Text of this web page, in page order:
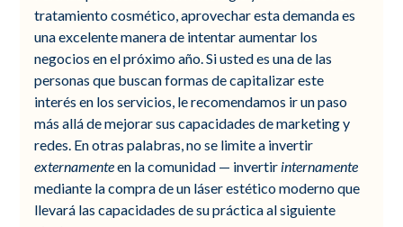
tratamiento cosmético, aprovechar esta demanda es
una excelente manera de intentar aumentar los
negocios en el próximo año. Si usted es una de las
personas que buscan formas de capitalizar este
interés en los servicios, le recomendamos ir un paso
más allá de mejorar sus capacidades de marketing y
redes. En otras palabras, no se limite a invertir
externamenteen la comunidad — invertir internamente
mediante la compra de un láser estético moderno que
llevará las capacidades de su práctica al siguiente